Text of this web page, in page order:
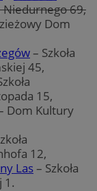
69,
Dom
– Szkoła
45,
15,
Dom Kultury
12,
Las– Szkoła
1.